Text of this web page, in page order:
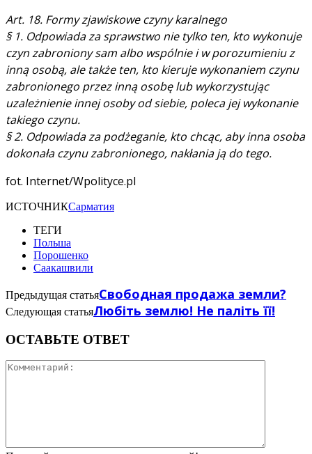
Art. 18. Formy zjawiskowe czyny karalnego
§ 1. Odpowiada za sprawstwo nie tylko ten, kto wykonuje
czyn zabroniony sam albo wspólnie i w porozumieniu z
inną osobą, ale także ten, kto kieruje wykonaniem czynu
zabronionego przez inną osobę lub wykorzystując
uzależnienie innej osoby od siebie, poleca jej wykonanie
takiego czynu.
§ 2. Odpowiada za podżeganie, kto chcąc, aby inna osoba
dokonała czynu zabronionego, nakłania ją do tego.
fot. Internet/Wpolityce.pl
ИСТОЧНИКСарматия
ТЕГИ
Польша
Порошенко
Саакашвили
Предыдущая статьяСвободная продажа земли?
Следующая статьяЛюбіть землю! Не паліть її!
ОСТАВЬТЕ ОТВЕТ